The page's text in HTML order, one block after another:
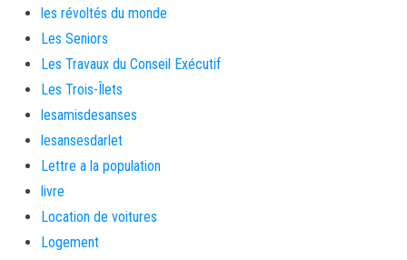
les révoltés du monde
Les Seniors
Les Travaux du Conseil Exécutif
Les Trois-Îlets
lesamisdesanses
lesansesdarlet
Lettre a la population
livre
Location de voitures
Logement